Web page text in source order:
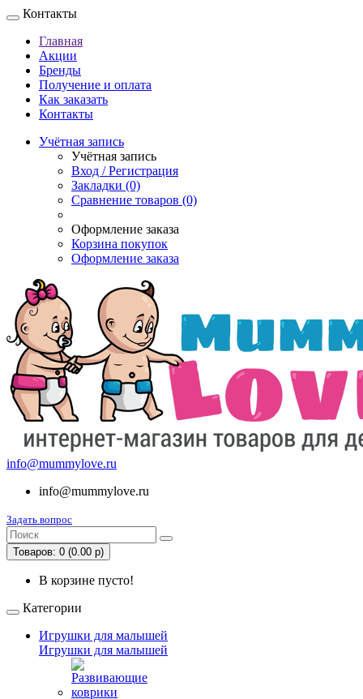
Контакты
Главная
Акции
Бренды
Получение и оплата
Как заказать
Контакты
Учётная запись
Учётная запись
Вход / Регистрация
Закладки (0)
Сравнение товаров (0)
Оформление заказа
Корзина покупок
Оформление заказа
info@mummylove.ru
info@mummylove.ru
Задать вопрос
Товаров: 0 (0.00 р)
В корзине пусто!
Категории
Игрушки для малышей
Игрушки для малышей